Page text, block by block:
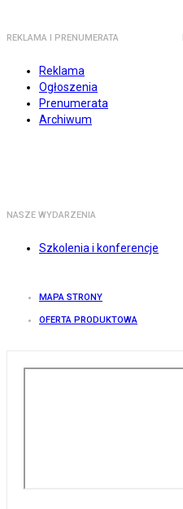
REKLAMA I PRENUMERATA
Reklama
Ogłoszenia
Prenumerata
Archiwum
NASZE WYDARZENIA
Szkolenia i konferencje
MAPA STRONY
OFERTA PRODUKTOWA